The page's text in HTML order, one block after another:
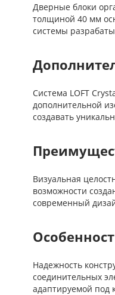
Дверные блоки
толщиной 40 мм
системы
Система LOFT
дополнительной
создавать
Визуальная
возможности
современный
Надежность
соединительных
адаптируемой под